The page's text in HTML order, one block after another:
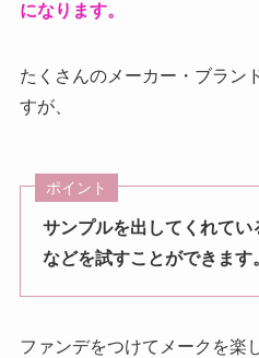
になります。
たくさんのメーカー・ブラン
すが、
ポイント
サンプルを出してくれて
などを試すことができます
ファンデをつけてメークを楽